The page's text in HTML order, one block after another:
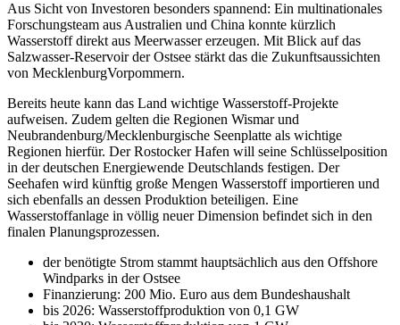
Aus Sicht von Investoren besonders spannend: Ein multinationales
Forschungsteam aus Australien und China konnte kürzlich
Wasserstoff direkt aus Meerwasser erzeugen. Mit Blick auf das
Salzwasser-Reservoir der Ostsee stärkt das die Zukunftsaussichten
von MecklenburgVorpommern.
Bereits heute kann das Land wichtige Wasserstoff-Projekte
aufweisen. Zudem gelten die Regionen Wismar und
Neubrandenburg/Mecklenburgische Seenplatte als wichtige
Regionen hierfür. Der Rostocker Hafen will seine Schlüsselposition
in der deutschen Energiewende Deutschlands festigen. Der
Seehafen wird künftig große Mengen Wasserstoff importieren und
sich ebenfalls an dessen Produktion beteiligen. Eine
Wasserstoffanlage in völlig neuer Dimension befindet sich in den
finalen Planungsprozessen.
der benötigte Strom stammt hauptsächlich aus den Offshore
Windparks in der Ostsee
Finanzierung: 200 Mio. Euro aus dem Bundeshaushalt
bis 2026: Wasserstoffproduktion von 0,1 GW